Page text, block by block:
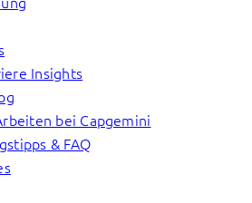
Insights
bei Capgemini
& FAQ